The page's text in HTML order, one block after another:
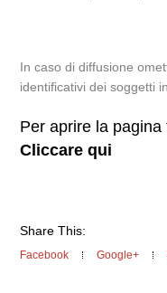
In caso di diffusione
identificativi dei soggetti
Per aprire la
Cliccare qui
Share This:
Facebook Google+